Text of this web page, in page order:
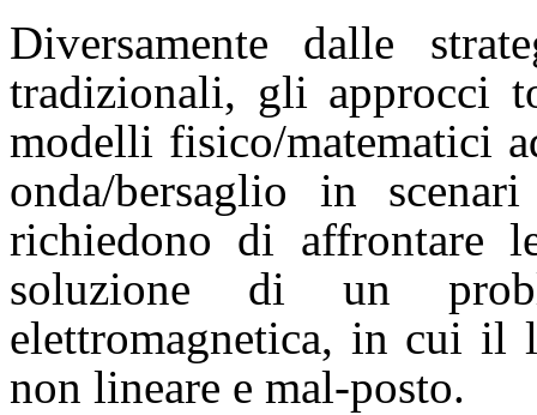
Diversamente dalle
tradizionali, gli approcci
modelli fisico/matematici
onda/bersaglio in
richiedono di affrontare
soluzione di un
elettromagnetica, in cui il
non lineare e mal-posto.